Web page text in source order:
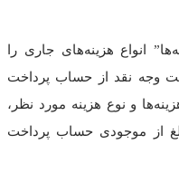
انواع هزینه‌های جاری را
وجه نقد از حساب پرداخت
و نوع هزینه مورد نظر،
از موجودی حساب پرداخت